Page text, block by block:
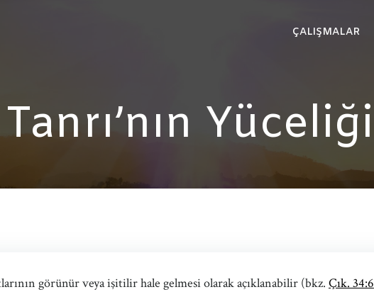
ÇALIŞMALAR
Tanrı’nın Yüceliği
görünür veya işitilir hale gelmesi olarak açıklanabilir (bkz. Çık. 34:6